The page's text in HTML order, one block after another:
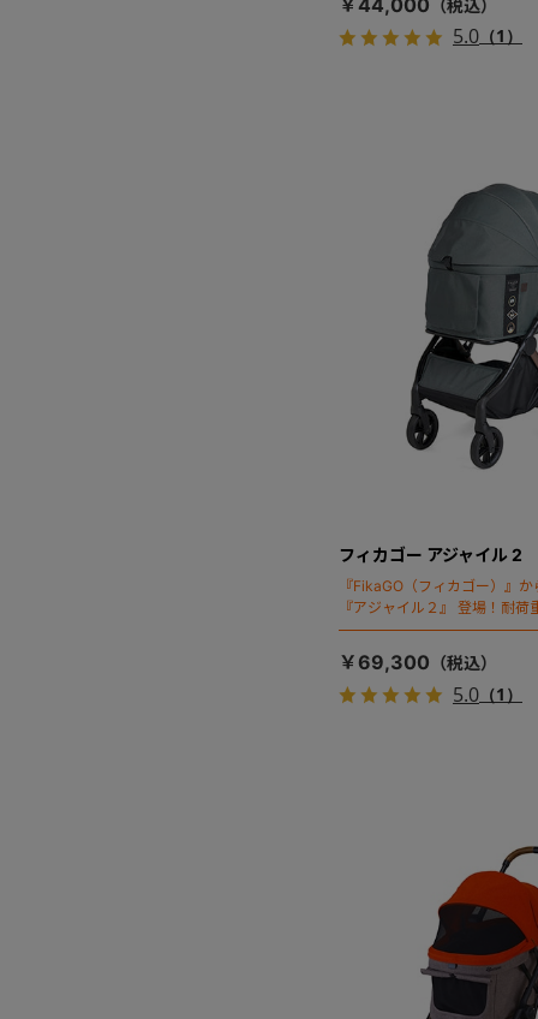
5.0 （1）
フィカゴー アジャイル 2
『FikaGO（フィカゴー）』
『アジャイル２』 登場！耐
秒・自動収納機能搭載！！
￥69,300
5.0 （1）